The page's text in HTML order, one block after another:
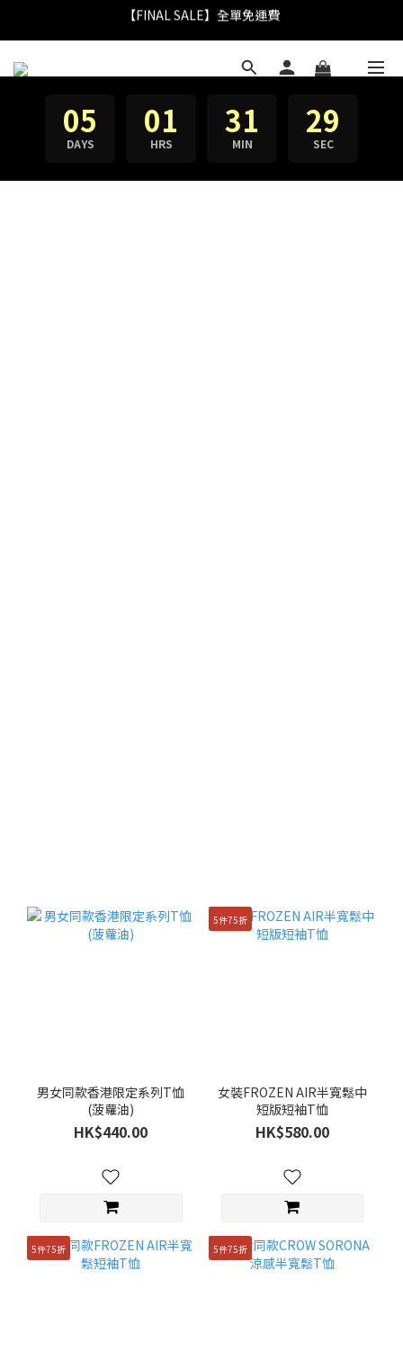
【FINAL SALE】指定商品低至38折
【FINAL SALE】指定商品低至38折
05
DAYS
01
HRS
31
MIN
29
SEC
男女同款香港限定系列T恤
(菠蘿油)
HK$440.00
5件75折
女裝FROZEN AIR半寬鬆中
短版短袖T恤
HK$580.00
5件75折 5件75折